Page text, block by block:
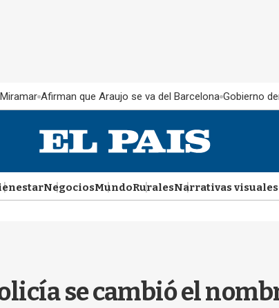
Afirman que Araujo se va del Barcelona Gobierno
NegociosMundoRuralesNarrativas visuales
se cambió el